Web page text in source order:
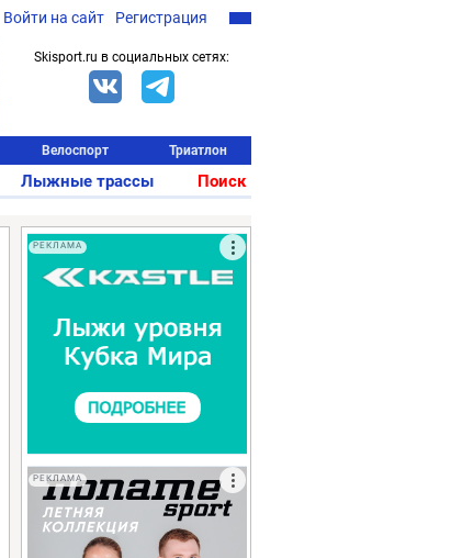
Войти на сайт Регистрация
Skisport.ru в социальных сетях:
Велоспорт Триатлон
Лыжные трассы Поиск
РЕКЛАМА
РЕКЛАМА